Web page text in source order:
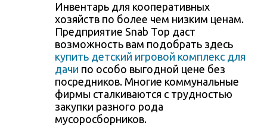
Инвентарь для кооперативных
хозяйств по более чем низким ценам.
Предприятие Snab Top даст
возможность вам подобрать здесь
купить детский игровой комплекс для
дачи по особо выгодной цене без
посредников. Многие коммунальные
фирмы сталкиваются с трудностью
закупки разного рода
мусоросборников.